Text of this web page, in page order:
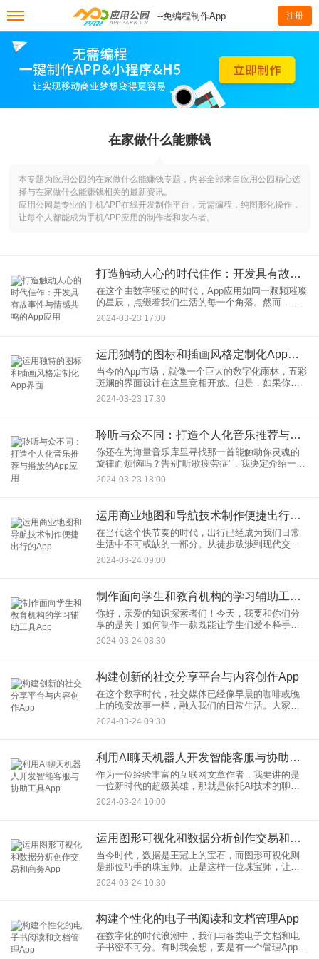
--免编程制作App 注册
在家做什么能赚钱
本专题为应用公园的在家做什么能赚钱专题，内容全部来自应用公园精心选
择与在家做什么能赚钱相关的最新资讯。
应用公园是专业的手机APP在线开发制作平台，无需编程，纯图形化操作，
让每个人都能成为手机APP应用的制作者和发布者。
打造触动人心的时代佳作：开发具有故事性与情感共鸣的App应用
在这个由数字驱动的时代，App应用如同一颗颗璀璨
的星辰，点缀着我们生活的每一个角落。然而，真
正能够在亿万星辰中脱颖而出的，是那些能与用户
心灵产生共鸣、讲述动人故事的App。今天，就让我
2024-03-23 17:00
运用独特的图标和插画风格定制化App界面
当今的App市场，就像一个巨大的数字化雨林，五彩
斑斓的界面设计在这里竞相开放。但是，如果你希
望你的应用在这片热闹非凡的“雨林”中脱颖而出，那
么定制化App界面就成了你的秘密武器。
2024-03-23 17:30
聆听与众不同：打造个人化音乐推荐与播放的App应用
你还在为海量音乐库里寻找那一首能触动你灵魂的
旋律而烦恼吗？告别“听歌疲劳症”，我决定介绍一种
崭新的体验——个人化音乐推荐与播放的App应用，
它就像是你的音乐心灵伴侣，总能洞悉你的心情，
2024-03-23 18:00
运用商业地图和导航技术制作便捷出行的App
在当代这个快节奏的时代，出行已经成为我们日常
生活中不可或缺的一部分。从徒步跋涉到现代交通
工具的飞速发展，我们已经进入了一个全新的便捷
出行时代。而在这个以科技为驱动力的时代里，商
2024-03-24 09:00
制作面向学生和教育机构的学习辅助工具App
你好，亲爱的知识探索者们！今天，我要和你们分
享的是关于如何制作一款既能让学生们爱不释手，
又能让教育机构赞不绝口的学习辅助工具App的小秘
密。 首先，让我们从学生的
2024-03-24 08:30
构建创新的社交分享平台与内容创作App
在这个数字时代，社交媒体已经像早晨的咖啡或晚
上的晚安故事一样，融入我们的日常生活。大家都
爱在网上分享点滴，但有时候，我真的觉得，我们
的分享好比在星辰大海中漂浮的小木筏，容易迷失
2024-03-24 09:30
利用AI聊天机器人开发智能客服与协助工具App
作为一位经验丰富的互联网文章作者，我要讲的是
一位新时代的超级英雄，那就是依托AI技术的聊天
机器人，它的超能力是在智能客服和协助工具App中
发挥巨大作用。好了，各位，请坐好，让我们启程
2024-03-24 10:00
运用图形可视化和数据分析创作交易和商务App
当今时代，数据是王冠上的宝石，而图形可视化则
是那位巧手的珠宝师。正是这样一位珠宝师，让我
在创作交易和商务App的过程中，发现了那份使数据
闪耀的魔法。在这个数字化的世界中，商务App不再
2024-03-24 10:30
构建个性化的电子书阅读和文档管理App
在数字化的时代浪潮中，我们与各类电子文档和电
子书密不可分。有时我会想，要是有一个管理App，